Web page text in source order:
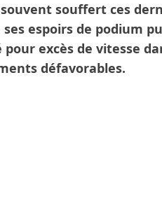
souffert ces
espoirs de podium
excès de vitesse
défavorables.